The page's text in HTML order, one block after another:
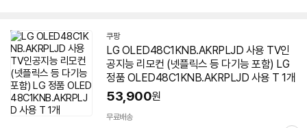
쿠팡
LG OLED48C1KNB.AKRPLJD 사용 TV인
공지능 리모컨 (넷플릭스 등 다기능 포함) LG
정품 OLED48C1KNB.AKRPLJD 사용 T 1개
53,900원
무료배송